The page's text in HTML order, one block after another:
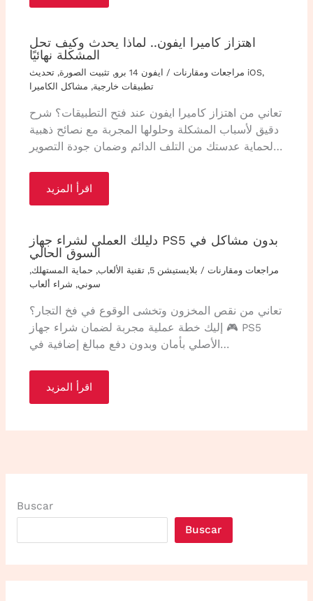
اهتزاز كاميرا ايفون.. لماذا يحدث وكيف تحل
المشكلة نهائيًا
مراجعات ومقارنات / ايفون 14 برو ,تثبيت الصورة, تحديث iOS,
تطبيقات خارجية, مشاكل الكاميرا
تعاني من اهتزاز كاميرا ايفون عند فتح التطبيقات؟ شرح
دقيق لأسباب المشكلة وحلولها المجربة مع نصائح ذهبية
لحماية عدستك من التلف الدائم وضمان جودة التصوير…
اقرأ المزيد
دليلك العملي لشراء جهاز PS5 بدون مشاكل في
السوق الحالي
مراجعات ومقارنات / بلايستيشن 5 ,تقنية الألعاب, حماية المستهلك,
سوني, شراء ألعاب
تعاني من نقص المخزون وتخشى الوقوع في فخ التجار؟
🎮 إليك خطة عملية مجربة لضمان شراء جهاز PS5
الأصلي بأمان وبدون دفع مبالغ إضافية في…
اقرأ المزيد
Buscar
Buscar